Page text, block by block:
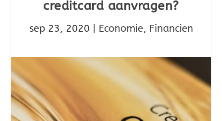
creditcard aanvragen?
sep 23, 2020 Economie, Financien